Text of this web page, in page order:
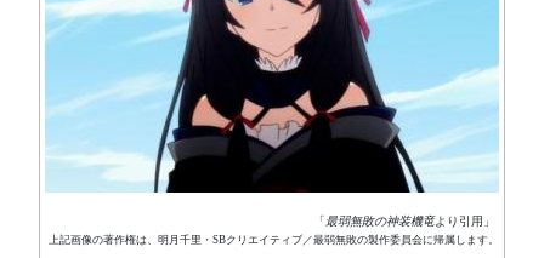
「最弱無敗の神装機竜より引用」
上記画像の著作権は、明月千里・SBクリエイティブ／最弱無敗の製作委員会に帰属します。